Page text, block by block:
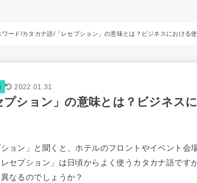
ワード カタカナ語 「レセプション」の意味とは？ビジネスにおける
2022.01.31
プション」の意味とは？ビジネス
ション」と聞くと、ホテルのフロントやイベント
レセプション」は日頃からよく使うカタカナ語です
なるのでしょうか？